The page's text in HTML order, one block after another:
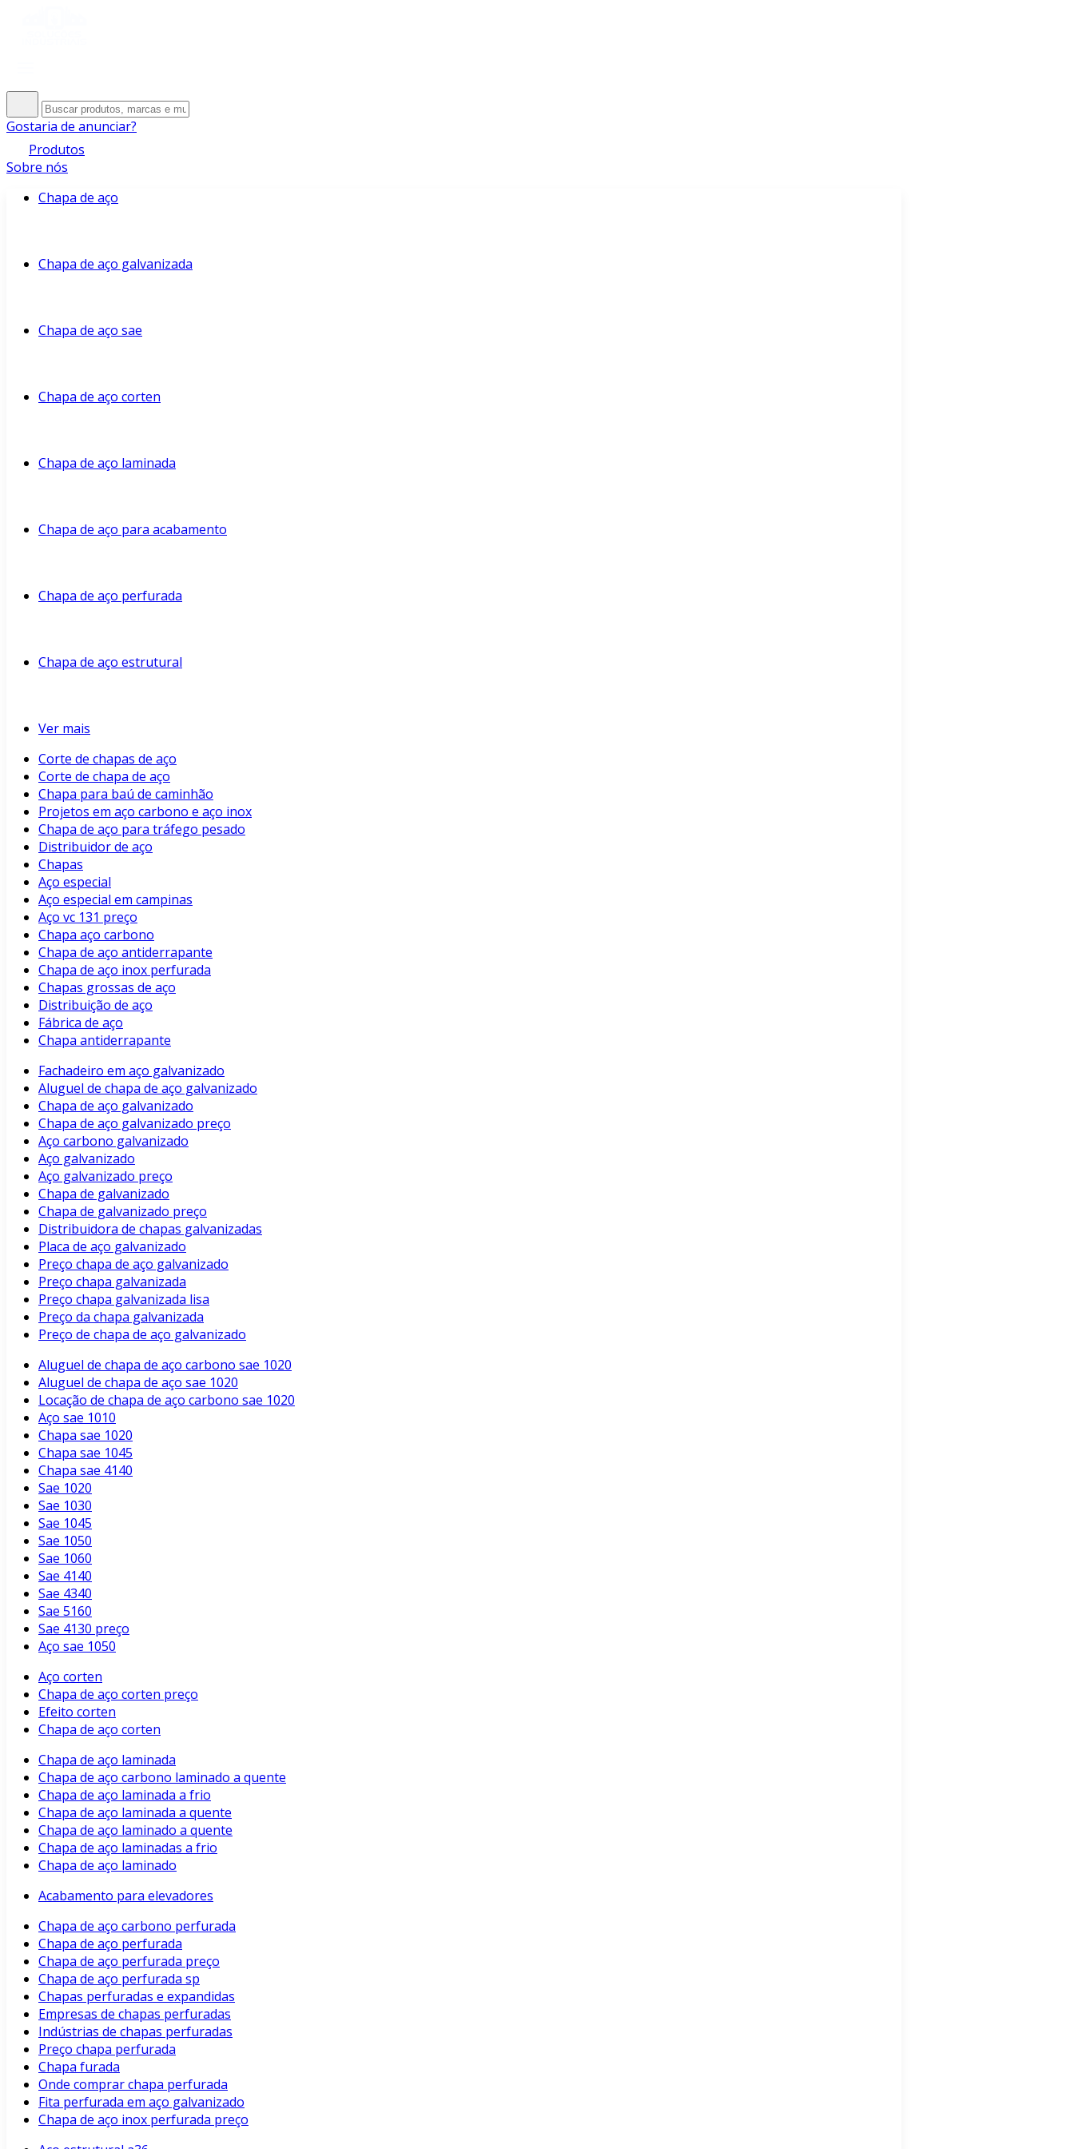
Gostaria de anunciar?
Produtos
Sobre nós
Chapa de aço
Chapa de aço galvanizada
Chapa de aço sae
Chapa de aço corten
Chapa de aço laminada
Chapa de aço para acabamento
Chapa de aço perfurada
Chapa de aço estrutural
Ver mais
Corte de chapas de aço
Corte de chapa de aço
Chapa para baú de caminhão
Projetos em aço carbono e aço inox
Chapa de aço para tráfego pesado
Distribuidor de aço
Chapas
Aço especial
Aço especial em campinas
Aço vc 131 preço
Chapa aço carbono
Chapa de aço antiderrapante
Chapa de aço inox perfurada
Chapas grossas de aço
Distribuição de aço
Fábrica de aço
Chapa antiderrapante
Fachadeiro em aço galvanizado
Aluguel de chapa de aço galvanizado
Chapa de aço galvanizado
Chapa de aço galvanizado preço
Aço carbono galvanizado
Aço galvanizado
Aço galvanizado preço
Chapa de galvanizado
Chapa de galvanizado preço
Distribuidora de chapas galvanizadas
Placa de aço galvanizado
Preço chapa de aço galvanizado
Preço chapa galvanizada
Preço chapa galvanizada lisa
Preço da chapa galvanizada
Preço de chapa de aço galvanizado
Aluguel de chapa de aço carbono sae 1020
Aluguel de chapa de aço sae 1020
Locação de chapa de aço carbono sae 1020
Aço sae 1010
Chapa sae 1020
Chapa sae 1045
Chapa sae 4140
Sae 1020
Sae 1030
Sae 1045
Sae 1050
Sae 1060
Sae 4140
Sae 4340
Sae 5160
Sae 4130 preço
Aço sae 1050
Aço corten
Chapa de aço corten preço
Efeito corten
Chapa de aço corten
Chapa de aço laminada
Chapa de aço carbono laminado a quente
Chapa de aço laminada a frio
Chapa de aço laminada a quente
Chapa de aço laminado a quente
Chapa de aço laminadas a frio
Chapa de aço laminado
Acabamento para elevadores
Chapa de aço carbono perfurada
Chapa de aço perfurada
Chapa de aço perfurada preço
Chapa de aço perfurada sp
Chapas perfuradas e expandidas
Empresas de chapas perfuradas
Indústrias de chapas perfuradas
Preço chapa perfurada
Chapa furada
Onde comprar chapa perfurada
Fita perfurada em aço galvanizado
Chapa de aço inox perfurada preço